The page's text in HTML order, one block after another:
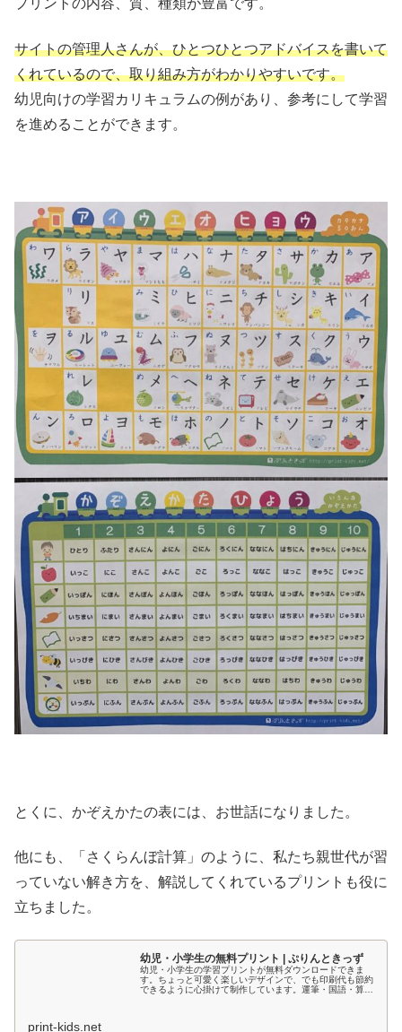
プリントの内容、質、種類が豊富です。
サイトの管理人さんが、ひとつひとつアドバイスを書いて
くれているので、取り組み方がわかりやすいです。
幼児向けの学習カリキュラムの例があり、参考にして学習
を進めることができます。
とくに、かぞえかたの表には、お世話になりました。
他にも、「さくらんぼ計算」のように、私たち親世代が習
っていない解き方を、解説してくれているプリントも役に
立ちました。
幼児・小学生の無料プリント | ぷりんときっず
幼児・小学生の学習プリントが無料ダウンロードできま
す。ちょっと可愛く楽しいデザインで、でも印刷代も節約
できるように心掛けて制作しています。運筆・国語・算数
print-kids.net